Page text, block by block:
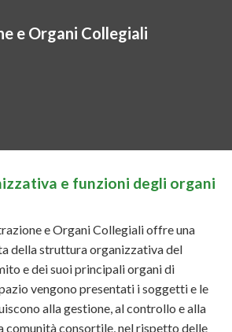
e Organi Collegiali
e funzioni degli organi
e Organi Collegiali offre una
della struttura organizzativa del
e dei suoi principali organi di
vengono presentati i soggetti e le
alla gestione, al controllo e alla
comunità consortile, nel rispetto delle